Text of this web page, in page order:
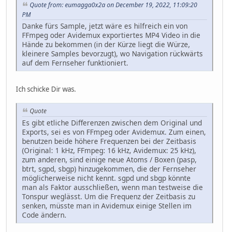
Quote from: eumagga0x2a on December 19, 2022, 11:09:20
PM
Danke fürs Sample, jetzt wäre es hilfreich ein von
FFmpeg oder Avidemux exportiertes MP4 Video in die
Hände zu bekommen (in der Kürze liegt die Würze,
kleinere Samples bevorzugt), wo Navigation rückwärts
auf dem Fernseher funktioniert.
Ich schicke Dir was.
Quote
Es gibt etliche Differenzen zwischen dem Original und
Exports, sei es von FFmpeg oder Avidemux. Zum einen,
benutzen beide höhere Frequenzen bei der Zeitbasis
(Original: 1 kHz, FFmpeg: 16 kHz, Avidemux: 25 kHz),
zum anderen, sind einige neue Atoms / Boxen (pasp,
btrt, sgpd, sbgp) hinzugekommen, die der Fernseher
möglicherweise nicht kennt. sgpd und sbgp könnte
man als Faktor ausschließen, wenn man testweise die
Tonspur weglässt. Um die Frequenz der Zeitbasis zu
senken, müsste man in Avidemux einige Stellen im
Code ändern.